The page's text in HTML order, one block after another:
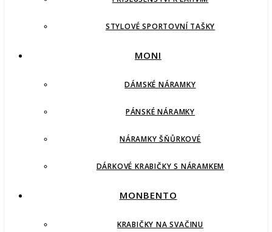
STYLOVÉ SPORTOVNÍ TAŠKY
MONI
DÁMSKÉ NÁRAMKY
PÁNSKÉ NÁRAMKY
NÁRAMKY ŠŇŮRKOVÉ
DÁRKOVÉ KRABIČKY S NÁRAMKEM
MONBENTO
KRABIČKY NA SVAČINU